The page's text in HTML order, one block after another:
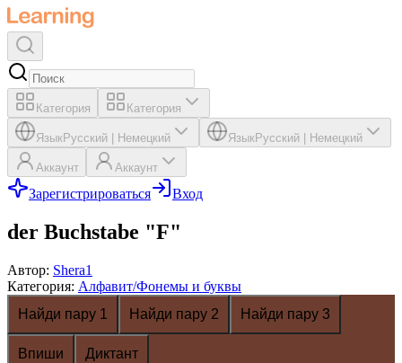
Категория Категория
ЯзыкРусский Немецкий ЯзыкРусский Немецкий
Аккаунт Аккаунт
Зарегистрироваться Вход
der Buchstabe "F"
Автор: Shera1
Категория: Алфавит/Фонемы и буквы
Найди пару 1
Найди пару 2 Найди пару 3
Впиши Диктант